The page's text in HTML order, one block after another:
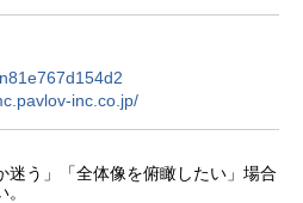
inc.co.jp/
迷う」「全体像を俯瞰したい」場合